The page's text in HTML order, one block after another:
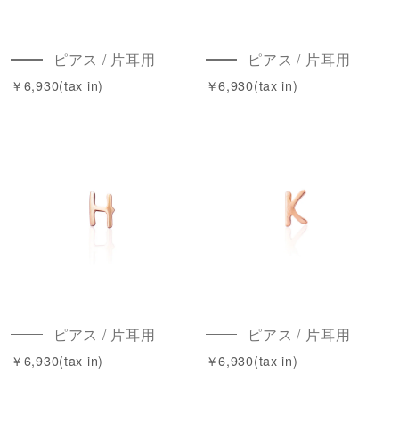
ピアス / 片耳用
￥6,930(tax in)
ピアス / 片耳用
￥6,930(tax in)
ピアス / 片耳用
￥6,930(tax in)
ピアス / 片耳用
￥6,930(tax in)